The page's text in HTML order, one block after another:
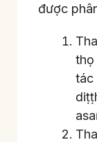
được
thọ
tác